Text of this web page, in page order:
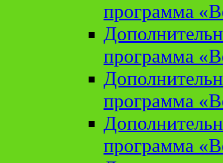
программа
программа
программа
программа